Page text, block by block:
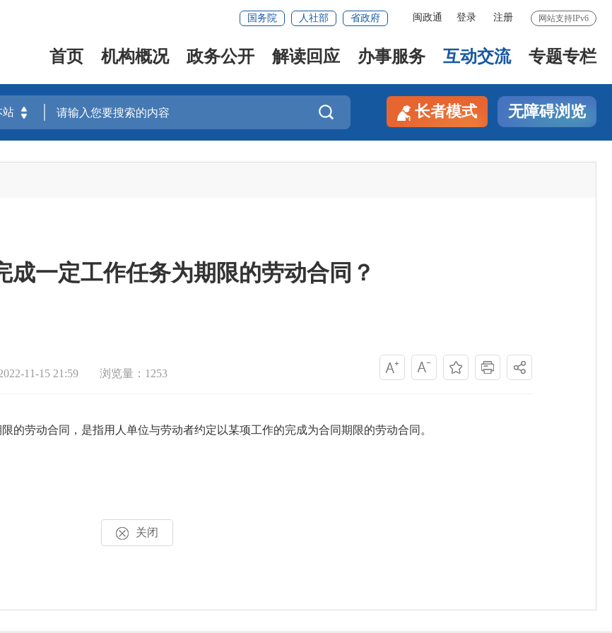
网站支持IPv6
闽政通 登录 注册
国务院 人社部 省政府
首页 机构概况 政务公开 解读回应 办事服务 互动交流 专题专栏
 长者模式 无障碍浏览
成一定工作任务为期限的劳动合同？
11-15 21:59 浏览量：1253
的劳动合同，是指用人单位与劳动者约定以某项工作的完成为合同期限的劳动合同。
关闭